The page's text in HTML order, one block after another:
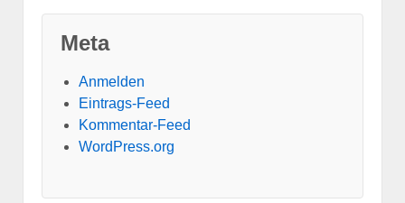
Meta
Anmelden
Eintrags-Feed
Kommentar-Feed
WordPress.org